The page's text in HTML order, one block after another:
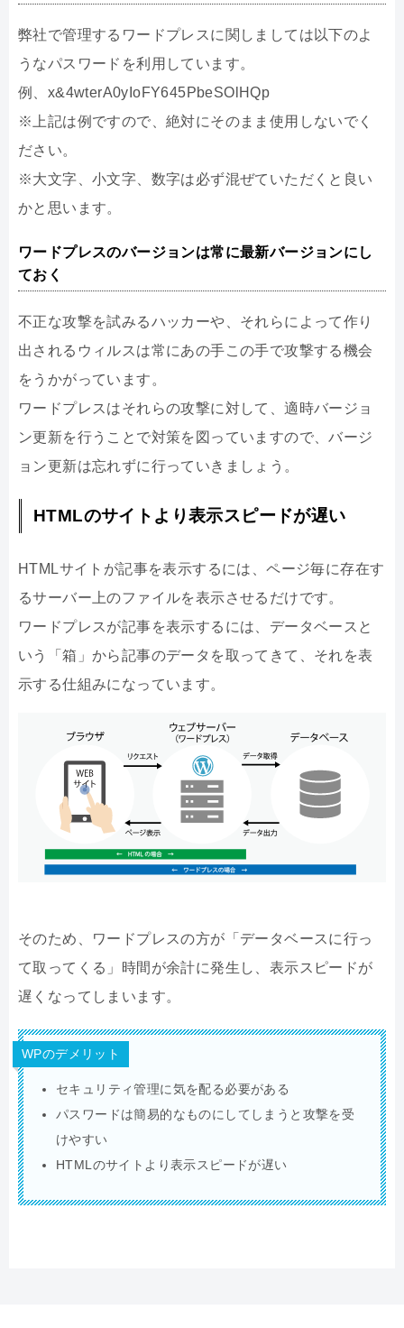
弊社で管理するワードプレスに関しましては以下のよ
うなパスワードを利用しています。
例、x&4wterA0yIoFY645PbeSOlHQp
※上記は例ですので、絶対にそのまま使用しないでく
ださい。
※大文字、小文字、数字は必ず混ぜていただくと良い
かと思います。
ワードプレスのバージョンは常に最新バージョンにし
ておく
不正な攻撃を試みるハッカーや、それらによって作り
出されるウィルスは常にあの手この手で攻撃する機会
をうかがっています。
ワードプレスはそれらの攻撃に対して、適時バージョ
ン更新を行うことで対策を図っていますので、バージ
ョン更新は忘れずに行っていきましょう。
HTMLのサイトより表示スピードが遅い
HTMLサイトが記事を表示するには、ページ毎に存在す
るサーバー上のファイルを表示させるだけです。
ワードプレスが記事を表示するには、データベースと
いう「箱」から記事のデータを取ってきて、それを表
示する仕組みになっています。
そのため、ワードプレスの方が「データベースに行っ
て取ってくる」時間が余計に発生し、表示スピードが
遅くなってしまいます。
WPのデメリット
セキュリティ管理に気を配る必要がある
パスワードは簡易的なものにしてしまうと攻撃を受
けやすい
HTMLのサイトより表示スピードが遅い